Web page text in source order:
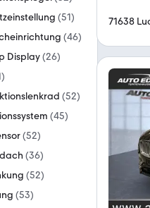
(51)
(46)
Display(26)
)
(52)
(45)
(52)
(36)
(52)
(53)
71638